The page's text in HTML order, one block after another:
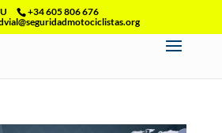
+34 605 806 676